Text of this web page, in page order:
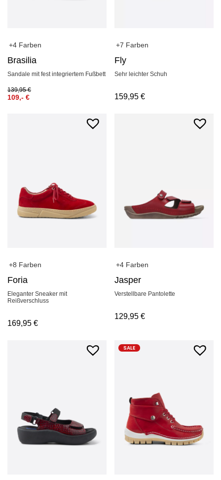
+4 Farben
Brasilia
Sandale mit fest integriertem Fußbett
139,95€
109,- €
+7 Farben
Fly
Sehr leichter Schuh
159,95€
+8 Farben
Foria
Eleganter Sneaker mit
Reißverschluss
169,95 €
+4 Farben
Jasper
Verstellbare Pantolette
129,95€
SALE